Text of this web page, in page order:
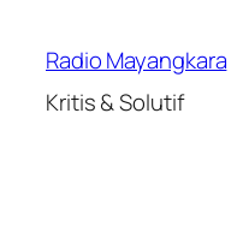
Radio Mayangkara
Kritis & Solutif